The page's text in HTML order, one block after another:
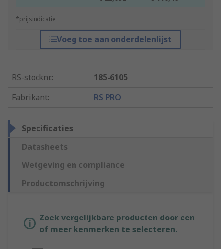
*prijsindicatie
Voeg toe aan onderdelenlijst
RS-stocknr.:
185-6105
Fabrikant: RS PRO
Specificaties
Datasheets
Wetgeving en compliance
Productomschrijving
Zoek vergelijkbare producten door een
of meer kenmerken te selecteren.